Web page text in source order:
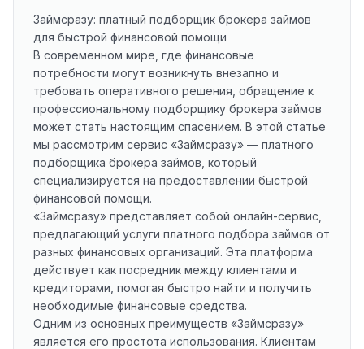
Займсразу: платный подборщик брокера займов
для быстрой финансовой помощи
В современном мире, где финансовые
потребности могут возникнуть внезапно и
требовать оперативного решения, обращение к
профессиональному подборщику брокера займов
может стать настоящим спасением. В этой статье
мы рассмотрим сервис «Займсразу» — платного
подборщика брокера займов, который
специализируется на предоставлении быстрой
финансовой помощи.
«Займсразу» представляет собой онлайн-сервис,
предлагающий услуги платного подбора займов от
разных финансовых организаций. Эта платформа
действует как посредник между клиентами и
кредиторами, помогая быстро найти и получить
необходимые финансовые средства.
Одним из основных преимуществ «Займсразу»
является его простота использования. Клиентам